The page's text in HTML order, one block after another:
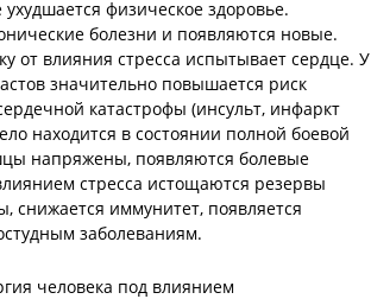
физическое здоровье.
болезни и появляются новые.
от влияния стресса испытывает сердце. У
значительно повышается риск
катастрофы (инсульт, инфаркт
находится в состоянии полной боевой
напряжены, появляются болевые
стресса истощаются резервы
снижается иммунитет, появляется
заболеваниям.
человека под влиянием